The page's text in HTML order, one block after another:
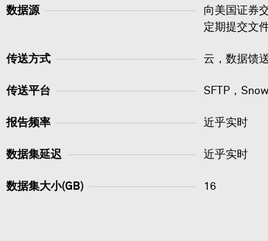
数据源
向美国证券
定期提交文
传送方式 云，数据馈
传送平台 SFTP，
报告频率 近乎实时
数据集延迟 近乎实时
数据集大小(GB) 16